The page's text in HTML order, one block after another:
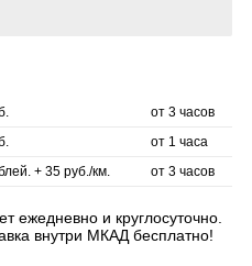
от 3 часов
от 1 часа
+ 35 руб./км. от 3 часов
ежедневно и круглосуточно.
внутри МКАД бесплатно!